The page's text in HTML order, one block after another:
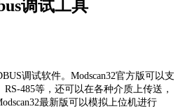
调试工具
调试软件。Modscan32官方版可以支
485等，还可以在各种介质上传送，
最新版可以模拟上位机进行